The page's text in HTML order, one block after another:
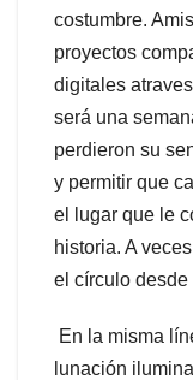
costumbre.
proyectos
digitales
será una
perdieron su
y permitir que
el lugar que le
historia. A
el círculo desde
En la misma
lunación